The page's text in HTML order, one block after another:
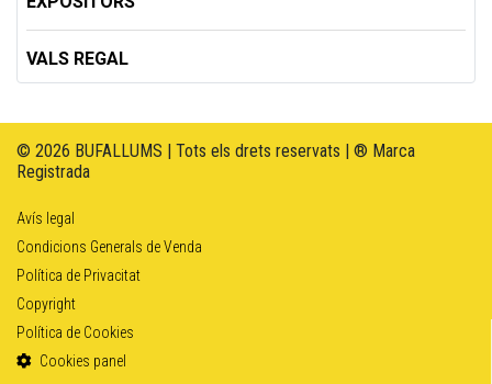
VALS REGAL
© 2026 BUFALLUMS | Tots els drets reservats | ® Marca
Registrada
Avís legal
Condicions Generals de Venda
Política de Privacitat
Copyright
Política de Cookies
Cookies panel